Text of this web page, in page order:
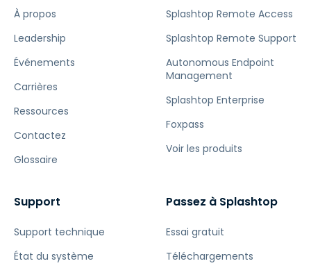
À propos
Leadership
Événements
Carrières
Ressources
Contactez
Glossaire
Splashtop Remote Access
Splashtop Remote Support
Autonomous Endpoint
Management
Splashtop Enterprise
Foxpass
Voir les produits
Support
Support technique
État du système
Passez à Splashtop
Essai gratuit
Téléchargements